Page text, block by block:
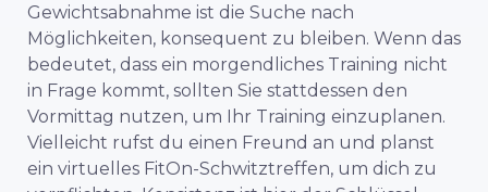
Gewichtsabnahme ist die Suche nach
Möglichkeiten, konsequent zu bleiben. Wenn das
bedeutet, dass ein morgendliches Training nicht
in Frage kommt, sollten Sie stattdessen den
Vormittag nutzen, um Ihr Training einzuplanen.
Vielleicht rufst du einen Freund an und planst
ein virtuelles FitOn-Schwitztreffen, um dich zu